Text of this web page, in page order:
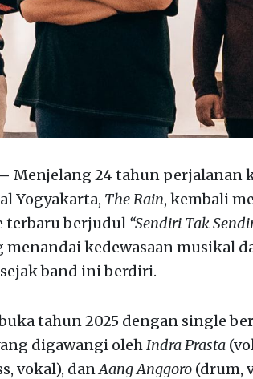
Menjelang 24 tahun perjalanan
Yogyakarta, The Rain, kembali
terbaru berjudul “Sendiri Tak
menandai kedewasaan musikal
band ini berdiri.
tahun 2025 dengan single
digawangi olehIndra Prasta
vokal), danAang Anggoro (drum,